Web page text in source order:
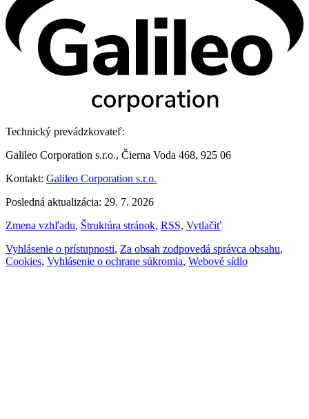
Technický prevádzkovateľ:
Galileo Corporation s.r.o., Čierna Voda 468, 925 06
Kontakt: Galileo Corporation s.r.o.
Posledná aktualizácia: 29. 7. 2026
Zmena vzhľadu, Štruktúra stránok, RSS, Vytlačiť
Vyhlásenie o prístupnosti, Za obsah zodpovedá správca obsahu,
Cookies, Vyhlásenie o ochrane súkromia, Webové sídlo